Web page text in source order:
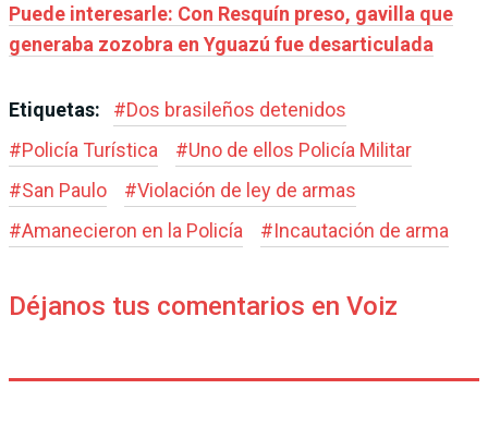
Puede interesarle: Con Resquín preso, gavilla que
generaba zozobra en Yguazú fue desarticulada
Etiquetas: #Dos brasileños detenidos
#Policía Turística #Uno de ellos Policía Militar
#San Paulo #Violación de ley de armas
#Amanecieron en la Policía #Incautación de arma
Déjanos tus comentarios en Voiz